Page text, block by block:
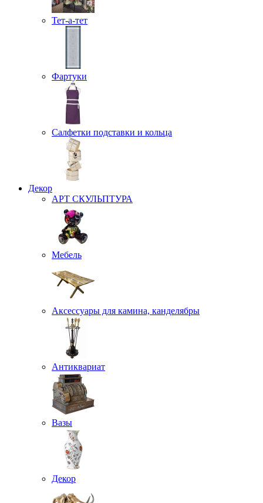
Тет-а-тет
Фартуки
Салфетки подставки и кольца
Декор
АРТ СКУЛЬПТУРА
Мебель
Аксессуары для камина, канделябры
Антиквариат
Вазы
Декор